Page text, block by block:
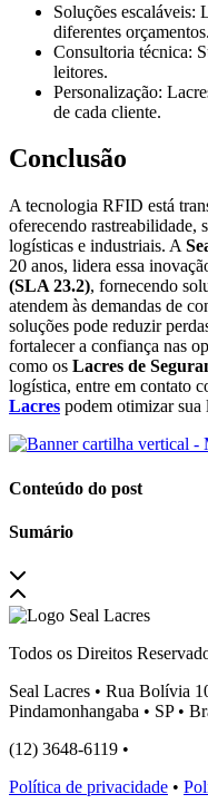
Soluções escaláveis:
diferentes orçamentos.
Consultoria técnica:
leitores.
Personalização:
de cada cliente.
Conclusão
A tecnologia RFID está
oferecendo rastreabilidade,
logísticas e industriais. A
20 anos, lidera essa
(SLA 23.2), fornecendo
atendem às demandas de
soluções pode reduzir
fortalecer a confiança nas
como os Lacres de
logística, entre em contato
Lacres podem otimizar sua
Conteúdo do post
Sumário
Todos os Direitos
Seal Lacres • Rua Bolívia
Pindamonhangaba • SP •
(12) 3648-6119 •
Política de privacidade •